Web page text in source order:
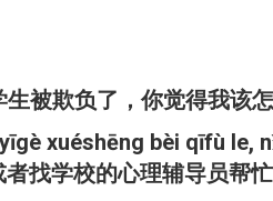
被欺负了，你觉得我该
xuéshēng bèi qīfù le,
找学校的心理辅导员帮忙